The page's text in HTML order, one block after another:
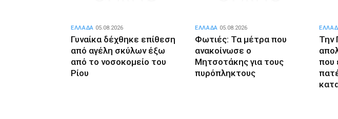
Γυναίκα δέχθηκε επίθεση
από αγέλη σκύλων έξω
από το νοσοκομείο του
Ρίου
ΕΛΛΑΔΑ 05.08.2026
Φωτιές: Τα μέτρα που
ανακοίνωσε ο
Μητσοτάκης για τους
πυρόπληκτους
ΕΛΛΑΔΑ 05.08.2026
Την
που